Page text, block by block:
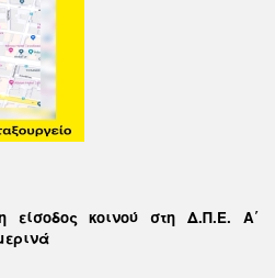
είσοδος κοινού στη Δ.Π.Ε. Α΄